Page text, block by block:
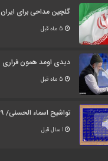
گلچین مداحی برای ایران
5 ماه قبل
دیدی اومد همون فراری
5 ماه قبل
تواشیح اسماء الحسنی/ ۹۹ اسم خداوند
1 سال قبل